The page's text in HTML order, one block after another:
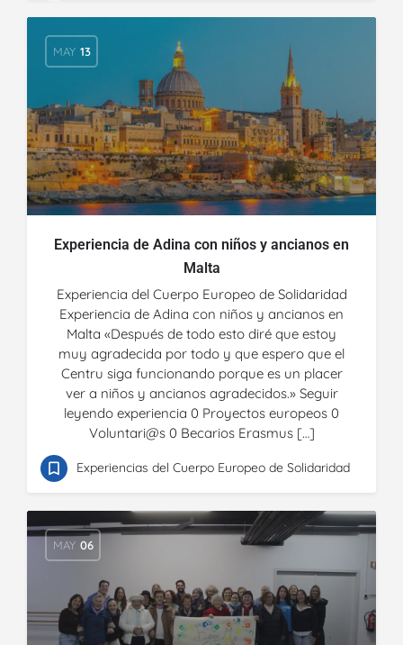
MAY 13
Experiencia de Adina con niños y ancianos en
Malta
Experiencia del Cuerpo Europeo de Solidaridad
Experiencia de Adina con niños y ancianos en
Malta «Después de todo esto diré que estoy
muy agradecida por todo y que espero que el
Centru siga funcionando porque es un placer
ver a niños y ancianos agradecidos.» Seguir
leyendo experiencia 0 Proyectos europeos 0
Voluntari@s 0 Becarios Erasmus […]
Experiencias del Cuerpo Europeo de Solidaridad
MAY 06